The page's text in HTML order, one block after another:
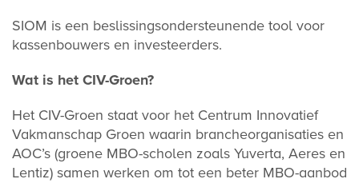
SIOM is een beslissingsondersteunende tool voor
kassenbouwers en investeerders.
Wat is het CIV-Groen?
Het CIV-Groen staat voor het Centrum Innovatief
Vakmanschap Groen waarin brancheorganisaties en
AOC’s (groene MBO-scholen zoals Yuverta, Aeres en
Lentiz) samen werken om tot een beter MBO-aanbod